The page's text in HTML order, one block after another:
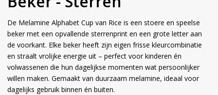
De Melamine Alphabet Cup van Rice is een stoere en speelse
beker met een opvallende sterrenprint en een grote letter aan
de voorkant. Elke beker heeft zijn eigen frisse kleurcombinatie
en straalt vrolijke energie uit – perfect voor kinderen én
volwassenen die hun dagelijkse momenten wat persoonlijker
willen maken. Gemaakt van duurzaam melamine, ideaal voor
dagelijks gebruik binnen én buiten.